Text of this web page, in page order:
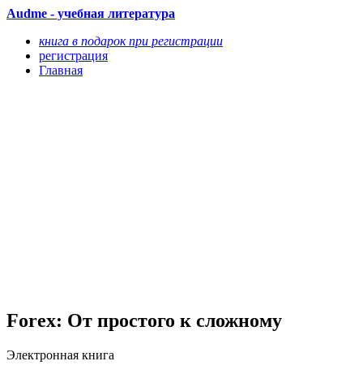
Audme - учебная литература
книга в подарок при регистрации
регистрация
Главная
Forex: От простого к сложному
Электронная книга